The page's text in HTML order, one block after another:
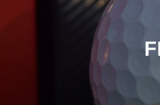
ゴルフニュース
製品レビュー
フェアウェイウッド
ハイブリッド